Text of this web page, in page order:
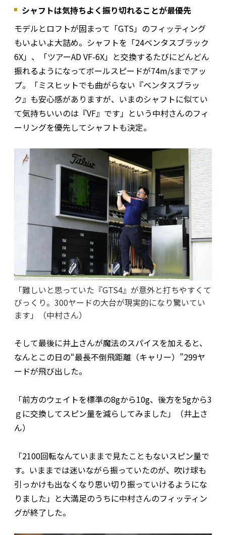
シャフトは気持ちよく振り切れることが最優先
モデルとロフトが固まって「GTS」のフィッティング
もいよいよ大詰め。シャフトを「24ベンタスブラック
6X」、「ツアーAD VF-6X」と交換するたびにどんどん
振れるようになってボールスピードが74m/sまでアッ
プ。「ミスヒットでも曲がらない『ベンタスブラッ
ク』も安心感がありますが、いまのシャフトに似てい
て気持ちいいのは『VF』です」という中村さんのフィ
ーリングを優先してシャフトも決定。
「難しいと思っていた『GTS4』が意外と打ちやすくて
びっくり。300ヤードの大台が現実的になり驚いてい
ます」（中村さん）
そして最後に井上さんが魔法のスパイスを加えると、
なんとこの日の“最長不倒飛距離（キャリー）”299ヤ
ードが飛び出した。
「前方のウェイトを標準の8gから10g、後方を5gから3
ｇに交換してスピン量を減らしてみました」（井上さ
ん）
「2100回転なんていままで見たこともないスピン量で
す。いままでは迷いながら振っていたのが、吹け球も
引っかけも出なくなり思い切り振っていけるようにな
りました」と大満足のうちに中村さんのフィッティン
グが終了した。